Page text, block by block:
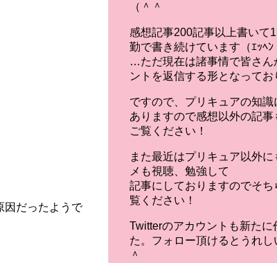
因だったようで
（＾＾
感想記事200記事以上書いて
勤で書き続けています（ｴｯﾍﾝ
…ただ現在は諸事情で皆さん
ントを返信する形となってお
ですので、プリキュアの知識
ありますので感想以外の記事
ご覧ください！
また最近はプリキュア以外に
メも視聴、勉強して
記事にしておりますのでそち
覧ください！
Twitterのアカウントも新たに
た。フォロー頂けるとうれし
＾